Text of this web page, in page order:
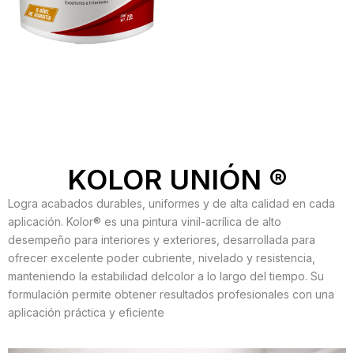
KOLOR UNIÓN ®
Logra acabados durables, uniformes y de alta calidad en cada
aplicación. Kolor® es una pintura vinil-acrílica de alto
desempeño para interiores y exteriores, desarrollada para
ofrecer excelente poder cubriente, nivelado y resistencia,
manteniendo la estabilidad delcolor a lo largo del tiempo. Su
formulación permite obtener resultados profesionales con una
aplicación práctica y eficiente